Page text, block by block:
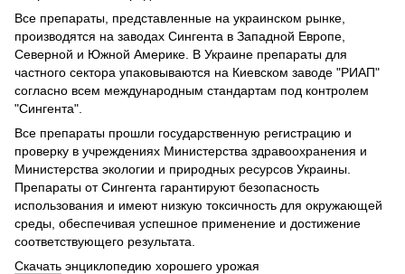
Все препараты, представленные на украинском рынке,
производятся на заводах Сингента в Западной Европе,
Северной и Южной Америке. В Украине препараты для
частного сектора упаковываются на Киевском заводе "РИАП"
согласно всем международным стандартам под контролем
"Сингента".
Все препараты прошли государственную регистрацию и
проверку в учреждениях Министерства здравоохранения и
Министерства экологии и природных ресурсов Украины.
Препараты от Сингента гарантируют безопасность
использования и имеют низкую токсичность для окружающей
среды, обеспечивая успешное применение и достижение
соответствующего результата.
Скачать энциклопедию хорошего урожая